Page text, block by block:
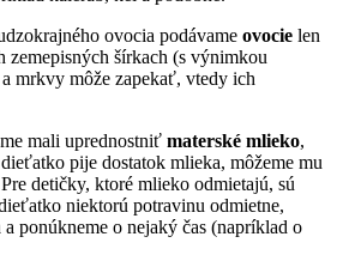
ovocia podávame ovocie len
zemepisných šírkach (s výnimkou
mrkvy môže zapekať, vtedy ich
mali uprednostniť materské mlieko,
pije dostatok mlieka, môžeme mu
detičky, ktoré mlieko odmietajú, sú
niektorú potravinu odmietne,
ponúkneme o nejaký čas (napríklad o